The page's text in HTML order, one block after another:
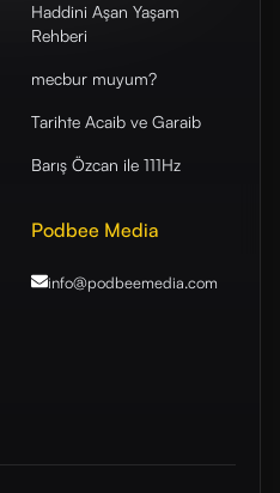
Haddini Aşan Yaşam
Rehberi
mecbur muyum?
Tarihte Acaib ve Garaib
Barış Özcan ile 111Hz
Podbee Media
info@podbeemedia.com